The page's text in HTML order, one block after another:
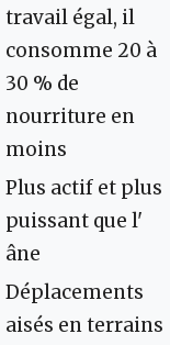
travail égal, il
consomme 20 à
30 % de
nourriture en
moins
Plus actif et plus
puissant que l'
âne
Déplacements
aisés en terrains